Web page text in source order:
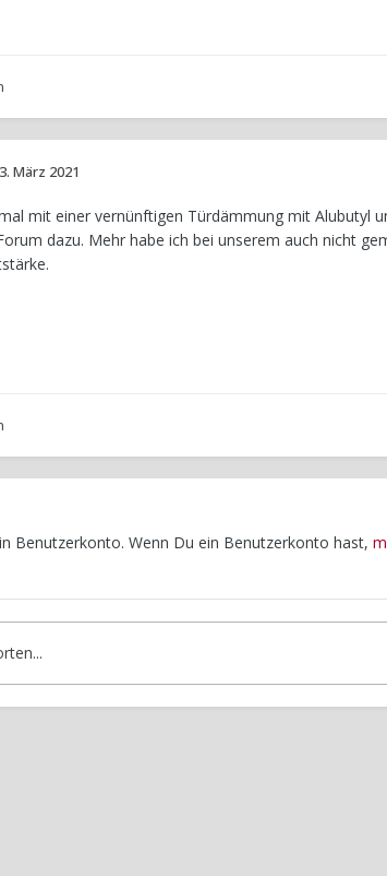
März 2021
mit einer vernünftigen Türdämmung mit Alubutyl
dazu. Mehr habe ich bei unserem auch nicht
Benutzerkonto. Wenn Du ein Benutzerkonto hast,